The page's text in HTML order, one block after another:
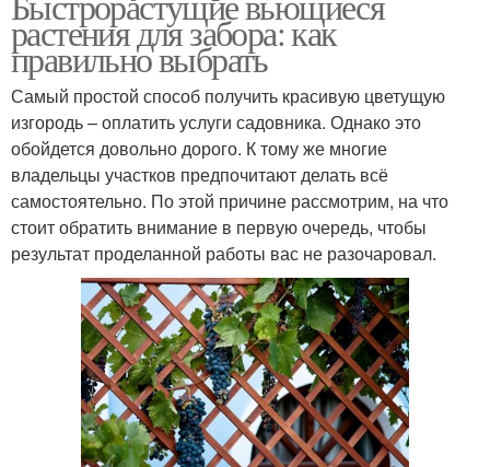
растения для забора: как
правильно выбрать
Самый простой способ получить красивую цветущую
изгородь – оплатить услуги садовника. Однако это
обойдется довольно дорого. К тому же многие
владельцы участков предпочитают делать всё
самостоятельно. По этой причине рассмотрим, на что
стоит обратить внимание в первую очередь, чтобы
результат проделанной работы вас не разочаровал.